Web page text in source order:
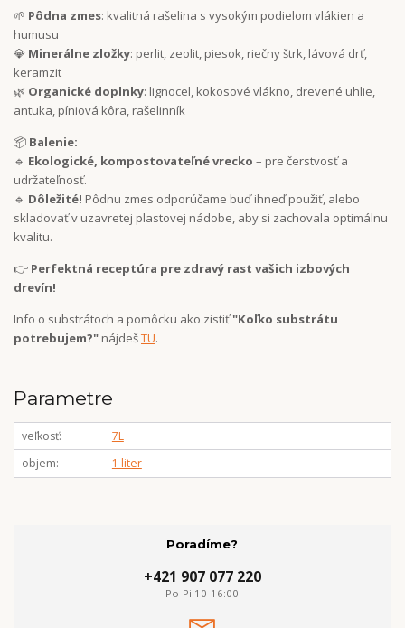
🌱 Pôdna zmes: kvalitná rašelina s vysokým podielom vlákien a
humusu
💎 Minerálne zložky: perlit, zeolit, piesok, riečny štrk, lávová drť,
keramzit
🌿 Organické doplnky: lignocel, kokosové vlákno, drevené uhlie,
antuka, píniová kôra, rašelinník
📦 Balenie:
🔹 Ekologické, kompostovateľné vrecko – pre čerstvosť a
udržateľnosť.
🔹 Dôležité! Pôdnu zmes odporúčame buď ihneď použiť, alebo
skladovať v uzavretej plastovej nádobe, aby si zachovala optimálnu
kvalitu.
👉 Perfektná receptúra pre zdravý rast vašich izbových
drevín!
Info o substrátoch a pomôcku ako zistiť"Koľko substrátu
potrebujem?" nájdešTU.
Parametre
veľkosť
7L
objem
1 liter
Poradíme?
+421 907 077 220
Po-Pi 10-16:00